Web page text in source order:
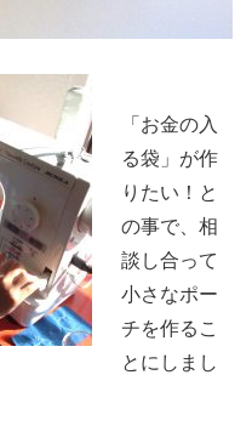
「お金の入
る袋」が作
りたい！と
の事で、相
談し合って
小さなポー
チを作るこ
とにしまし